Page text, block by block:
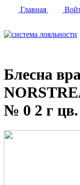
Главная
Блесна
№ 0 2 г